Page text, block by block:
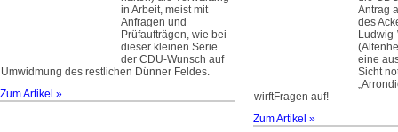
in Arbeit, meist mit
Anfragen und
Prüfaufträgen, wie bei
dieser kleinen Serie
der CDU-Wunsch auf
Umwidmung des restlichen Dünner Feldes.
Zum Artikel »
Antrag
des
eine
Sicht
wirftFragen auf!
Zum Artikel »